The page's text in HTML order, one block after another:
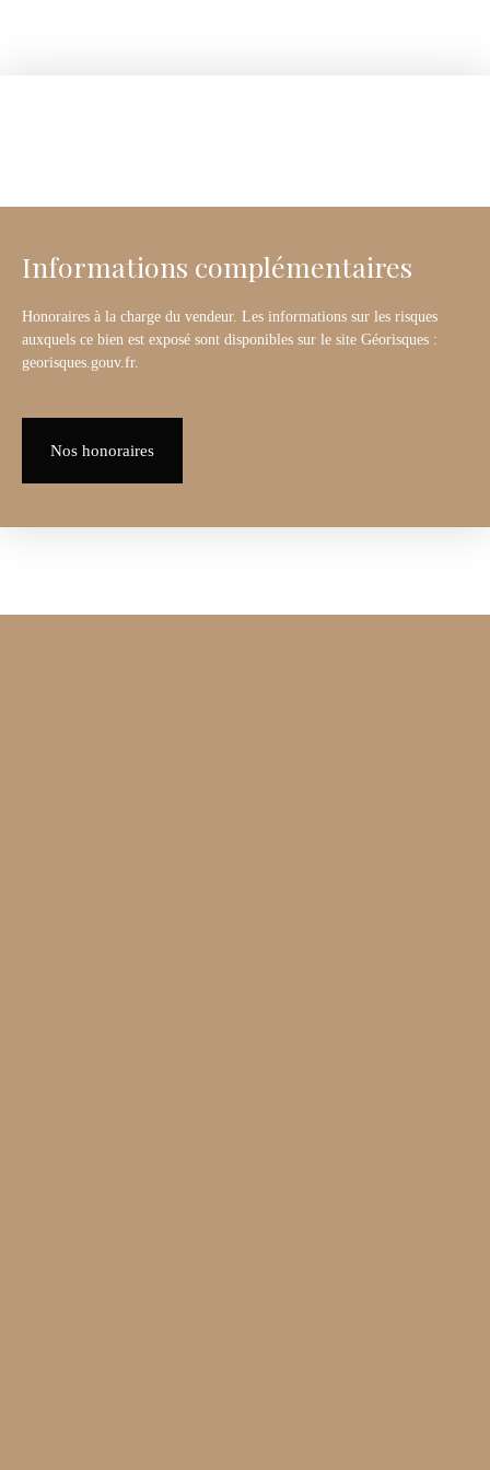
Informations complémentaires
Honoraires à la charge du vendeur. Les informations sur les risques
auxquels ce bien est exposé sont disponibles sur le site Géorisques :
georisques.gouv.fr.
Nos honoraires